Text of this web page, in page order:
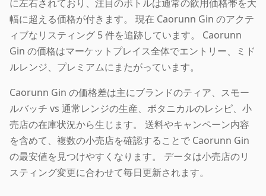
に左右されており、注目のボトルは通常の飲用価格帯を大
幅に超える価格が付きます。 現在 Caorunn Gin のアクテ
ィブなリスティング 5 件を追跡しています。 Caorunn
Gin の価格はマーケットプレイス全体でエントリー、ミド
ルレンジ、プレミアムにまたがっています。
Caorunn Gin の価格差は主にブランドのティア、スモー
ルバッチ vs 通常レンジの生産、ボタニカルのレシピ、小
売店の在庫状況から生じます。 送料やキャンペーン内容
を含めて、複数の小売店を確認することで Caorunn Gin
の最安値を見つけやすくなります。 データは小売店のリ
スティング変更に合わせて毎日更新されます。